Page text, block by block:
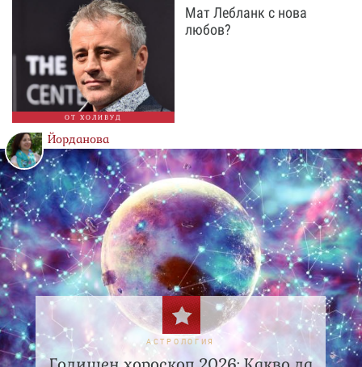
ОТ ХОЛИВУД
Мат Лебланк с нова
любов?
Йорданова
АСТРОЛОГИЯ